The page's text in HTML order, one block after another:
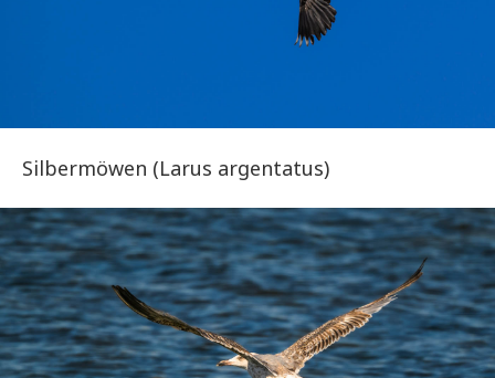
Silbermöwen (Larus argentatus)